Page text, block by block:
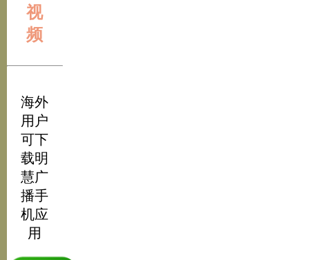
视
频
海外
用户
可下
载明
慧广
播手
机应
用